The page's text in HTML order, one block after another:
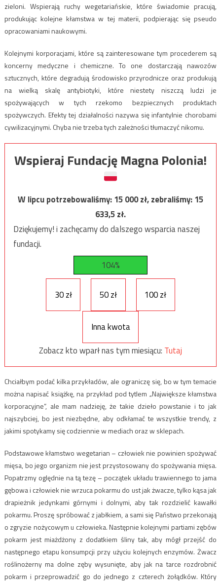
zieloni. Wspierają ruchy wegetariańskie, które świadomie pracują,
produkując kolejne kłamstwa w tej materii, podpierając się pseudo
opracowaniami naukowymi.
Kolejnymi korporacjami, które są zainteresowane tym procederem są
koncerny medyczne i chemiczne. To one dostarczają nawozów
sztucznych, które degradują środowisko przyrodnicze oraz produkują
na wielką skalę antybiotyki, które niestety niszczą ludzi je
spożywających w tych rzekomo bezpiecznych produktach
spożywczych. Efekty tej działalności nazywa się infantylnie chorobami
cywilizacyjnymi. Chyba nie trzeba tych zależności tłumaczyć nikomu.
Wspieraj Fundację Magna Polonia!
W lipcu potrzebowaliśmy:15 000zł, zebraliśmy:15
633,5zł.
Dziękujemy! i zachęcamy do dalszego wsparcia naszej
fundacji.
104%
30 zł 50 zł 100 zł
Inna kwota
Zobacz kto wparł nas tym miesiącu: Tutaj
Chciałbym podać kilka przykładów, ale ograniczę się, bo w tym temacie
można napisać książkę, na przykład pod tytlem „Największe kłamstwa
korporacyjne”, ale mam nadzieję, że takie dzieło powstanie i to jak
najszybciej, bo jest niezbędne, aby odkłamać te wszystkie trendy, z
jakimi spotykamy się codziennie w mediach oraz w sklepach.
Podstawowe kłamstwo wegetarian – człowiek nie powinien spożywać
mięsa, bo jego organizm nie jest przystosowany do spożywania mięsa.
Popatrzmy oględnie na tą tezę – początek układu trawiennego to jama
gębowa i człowiek nie wrzuca pokarmu do ust jak żwacze, tylko kąsa jak
drapieżnik jedynkami górnymi i dolnymi, aby tak rozdzielić kawałki
pokarmu. Proszę spróbować z jabłkiem, a sami się Państwo przekonają
o zgryzie nożycowym u człowieka. Następnie kolejnymi partiami zębów
pokarm jest miażdżony z dodatkiem śliny tak, aby mógł przejść do
następnego etapu konsumpcji przy użyciu kolejnych enzymów. Żwacz
roślinożerny ma dolne zęby wysunięte, aby jak na tarce rozdrobnić
pokarm i przeprowadzić go do jednego z czterech żołądków. Który